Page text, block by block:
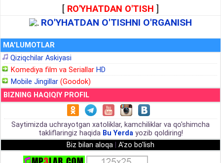
[ RO'YHATDAN O'TISH ]
RO'YHATDAN O'TISHNI O'RGANISH
MA'LUMOTLAR
Qiziqchilar Askiyasi
Komediya film va Seriallar HD
Mobile Jingillar (Goodok)
BIZNING HAQIQIY PROFIL
Saytimizda uchrayotgan xatoliklar, kamchiliklar va qo'shimcha
takliflaringiz haqida Bu Yerdayozib qoldiring!
Biz bilan aloqa
A'zo bo'lish